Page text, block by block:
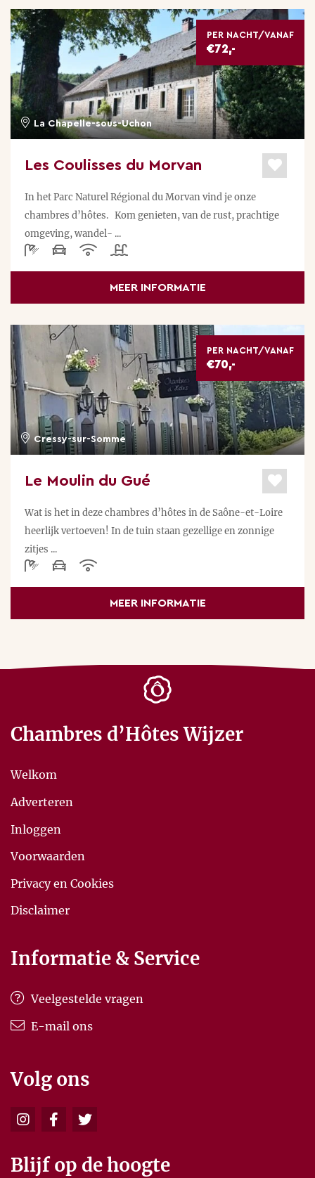
PER NACHT/VANAF
€72,-
La Chapelle-sous-Uchon
Les Coulisses du Morvan
In het Parc Naturel Régional du Morvan vind je onze
chambres d’hôtes. Kom genieten, van de rust, prachtige
omgeving, wandel- ...
MEER INFORMATIE
PER NACHT/VANAF
€70,-
Cressy-sur-Somme
Le Moulin du Gué
Wat is het in deze chambres d’hôtes in de Saône-et-Loire
heerlijk vertoeven! In de tuin staan gezellige en zonnige
zitjes ...
MEER INFORMATIE
Chambres d’Hôtes Wijzer
Welkom
Adverteren
Inloggen
Voorwaarden
Privacy en Cookies
Disclaimer
Informatie & Service
Veelgestelde vragen
E-mail ons
Volg ons
Blijf op de hoogte